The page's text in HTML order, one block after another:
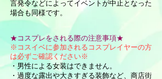
言発令などによってイベントが中止となった
場合も同様です。
★コスプレをされる際の注意事項★
※コスイベに参加されるコスプレイヤーの方
は必ずご確認ください※
・男性による女装はできません。
・過度な露出や大きすぎる装飾など、商店街